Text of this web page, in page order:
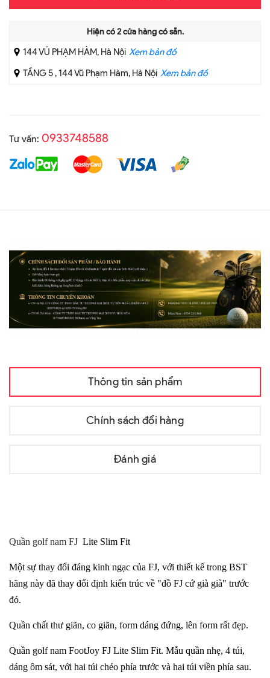
Hiện có2cửa hàng có sẵn.
144 VŨ PHẠM HÀM, Hà Nội Xem bản đồ
TẦNG 5 , 144 Vũ Phạm Hàm, Hà Nội Xem bản đồ
Tư vấn: 0933748588
Thông tin sản phẩm
Chính sách đổi hàng
Đánh giá
Quần golf nam FJ Lite Slim Fit
Một sự thay đổi đáng kinh ngạc của FJ, với thiết kế trong BST
hãng này đã thay đổi định kiến ​​trúc về "đồ FJ cứ già già" trước
đó.
Quần chất thư giãn, co giãn, form dáng đứng, lên form rất đẹp.
Quần golf nam FootJoy FJ Lite Slim Fit. Mẫu quần nhẹ, 4 túi,
dáng ôm sát, với hai túi chéo phía trước và hai túi viền phía sau.